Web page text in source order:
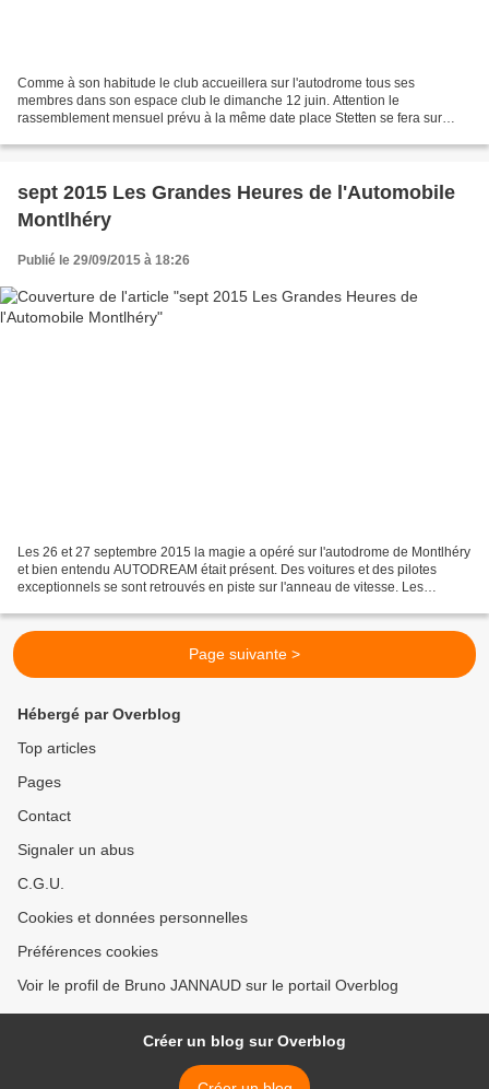
Comme à son habitude le club accueillera sur l'autodrome tous ses
membres dans son espace club le dimanche 12 juin. Attention le
rassemblement mensuel prévu à la même date place Stetten se fera sur
sept 2015 Les Grandes Heures de l'Automobile
Montlhéry
Publié le 29/09/2015 à 18:26
Les 26 et 27 septembre 2015 la magie a opéré sur l'autodrome de Montlhéry
et bien entendu AUTODREAM était présent. Des voitures et des pilotes
exceptionnels se sont retrouvés en piste sur l'anneau de vitesse. Les
Page suivante >
Hébergé par Overblog
Top articles
Pages
Contact
Signaler un abus
C.G.U.
Cookies et données personnelles
Préférences cookies
Voir le profil de Bruno JANNAUD sur le portail Overblog
Créer un blog sur Overblog